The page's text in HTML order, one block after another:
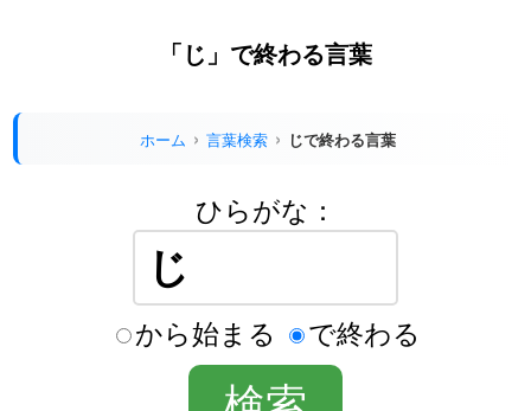
「じ」で終わる言葉
ホーム 言葉検索 じで終わる言葉
ひらがな：
から始まる で終わる